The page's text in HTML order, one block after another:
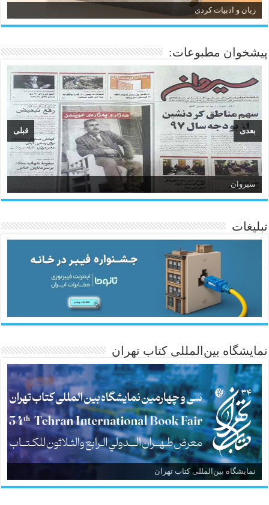
زبان و ادبیات کردی
پیشخوان مطبوعات:
سیروان
ئاژانسی هەواڵی مێهر
قبلی بعدی
تبلیغات
نمایشگاه بین‌المللی کتاب تهران
نمایشگاه بین‌المللی کتاب تهران